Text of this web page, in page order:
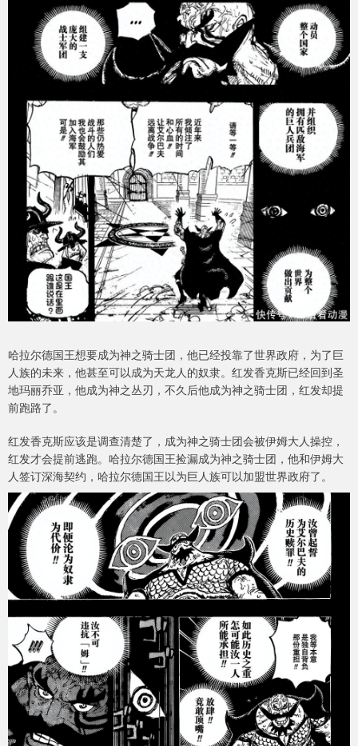
哈拉尔德国王想要成为神之骑士团，他已经投靠了世界政府，为了巨
人族的未来，他甚至可以成为天龙人的奴隶。红发香克斯已经回到圣
地玛丽乔亚，他成为神之丛刃，不久后他成为神之骑士团，红发却提
前跑路了。
红发香克斯应该是调查清楚了，成为神之骑士团会被伊姆大人操控，
红发才会提前逃跑。哈拉尔德国王捡漏成为神之骑士团，他和伊姆大
人签订深海契约，哈拉尔德国王以为巨人族可以加盟世界政府了。